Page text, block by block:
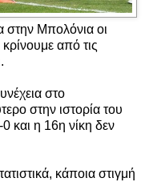
στην Μπολόνια οι
από τις
στο
στην ιστορία του
και η 16η νίκη δεν
κάποια στιγμή